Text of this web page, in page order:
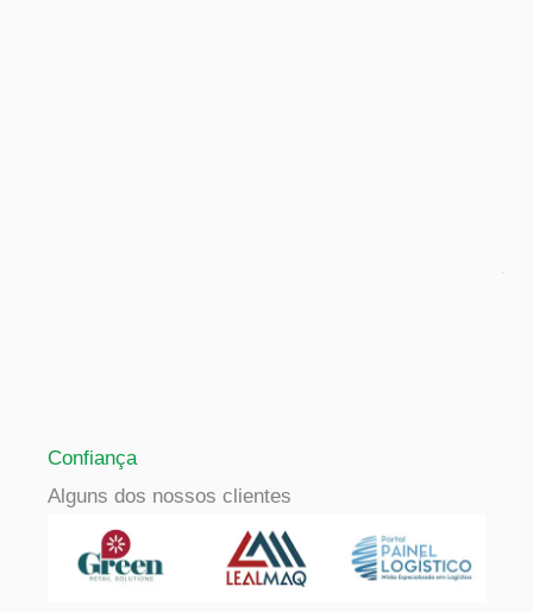
Confiança
Alguns dos nossos clientes